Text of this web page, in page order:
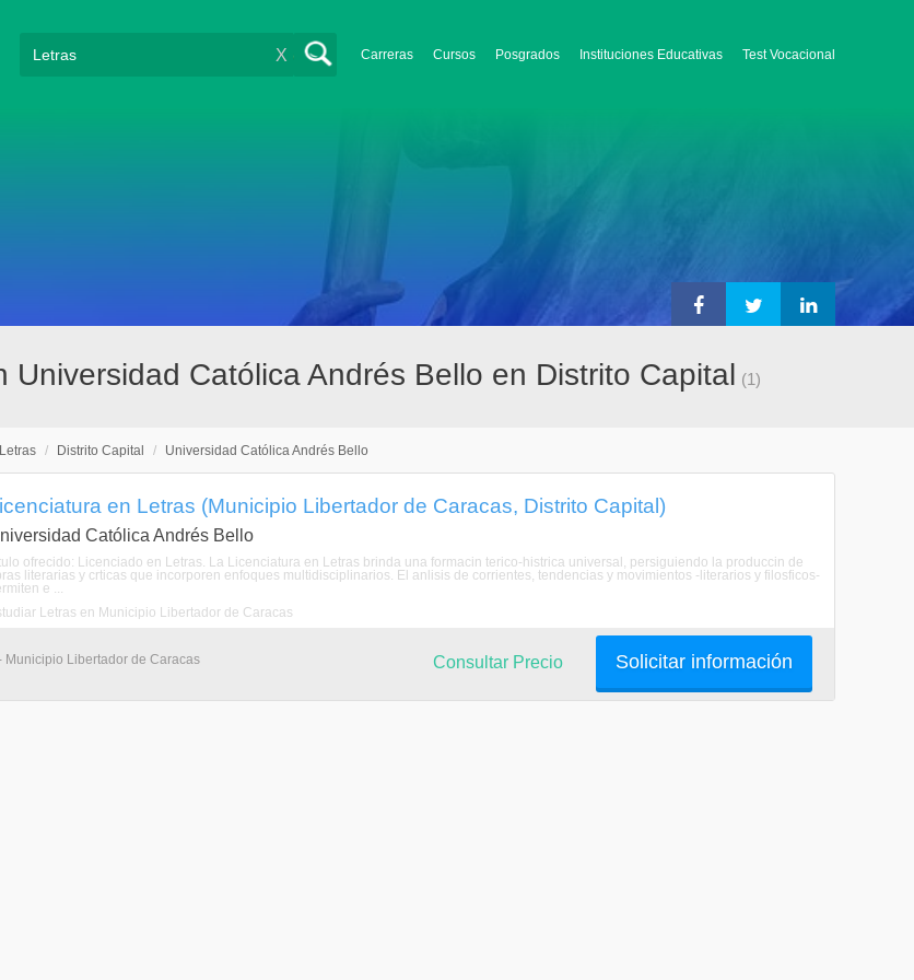
Carreras Cursos Posgrados Instituciones Educativas Test Vocacional
X
Católica Andrés Bello en Distrito Capital (1)
Letras / Distrito Capital / Universidad Católica Andrés Bello
en Letras (Municipio Libertador de Caracas, Distrito Capital)
Católica Andrés Bello
ofrecido: Licenciado en Letras. La Licenciatura en Letras brinda una formacin terico-histrica universal, persiguiendo la produccin de
literarias y crticas que incorporen enfoques multidisciplinarios. El anlisis de corrientes, tendencias y movimientos -literarios y filosficos-
e ...
Letras en Municipio Libertador de Caracas
Municipio Libertador de Caracas Solicitar información
Consultar Precio